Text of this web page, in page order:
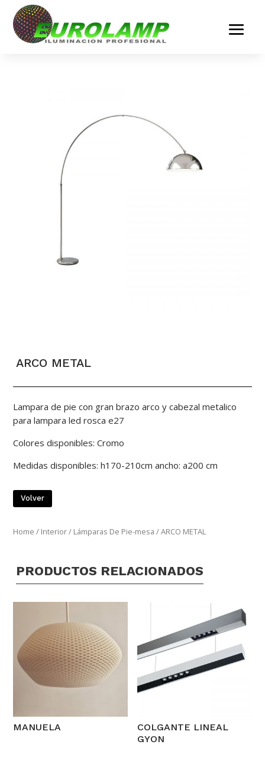
ARCO METAL
Lampara de pie con gran brazo arco y cabezal metalico
para lampara led rosca e27
Colores disponibles: Cromo
Medidas disponibles: h170-210cm ancho: a200 cm
Volver
Home / Interior/ Lámparas De Pie-mesa / ARCO METAL
PRODUCTOS RELACIONADOS
MANUELA
COLGANTE LINEAL
GYON